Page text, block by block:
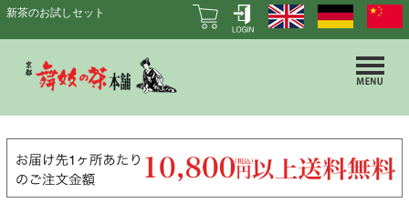
新茶のお試しセット